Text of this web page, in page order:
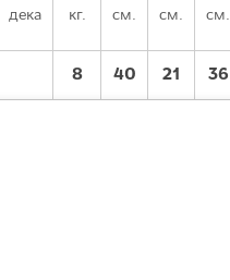
дека кг. см. см. см.
8 40 21 36